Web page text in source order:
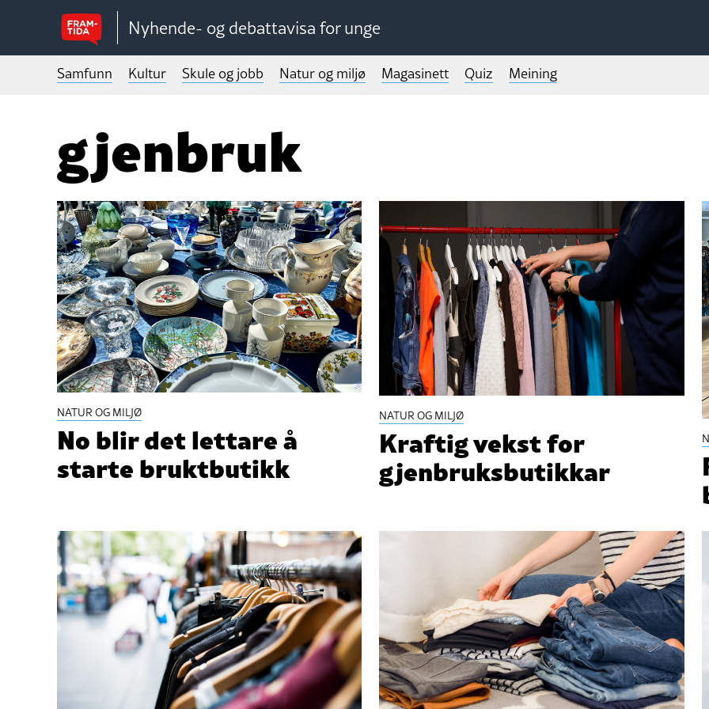
Nyhende- og debattavisa for unge
Samfunn Kultur Skule og jobb Natur og miljø Magasinett Quiz Meining
gjenbruk
NATUR OG MILJØ
No blir det lettare å
starte bruktbutikk
NATUR OG MILJØ
Kraftig vekst for
gjenbruksbutikkar